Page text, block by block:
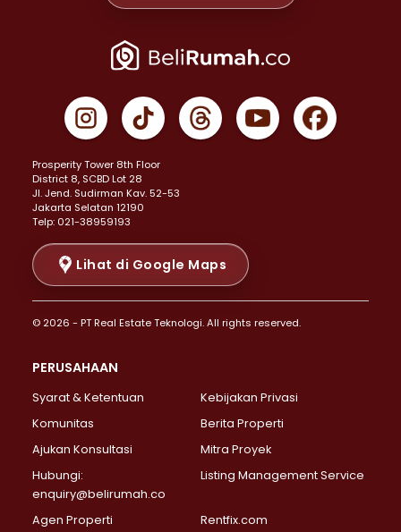
Properti Dijual di Jelambar >
Properti Dijual di Jakarta Pusat >
Properti Dijual di Gambir >
Properti Dijual di Johar Baru >
Properti Dijual di Menteng >
Properti Dijual di Senen >
Properti Dijual di Tanah Abang >
Properti Dijual di Cikini >
Properti Dijual di Kramat >
Properti Dijual di Pasar Baru >
Properti Dijual di Bendungan Hilir >
Properti Dijual di Jakarta Selatan >
Properti Dijual di Lebak Bulus >
Properti Dijual di Gandaria Selatan >
Properti Dijual di Pondok Labu >
Properti Dijual di Lenteng Agung >
Properti Dijual di Senayan >
Properti Dijual di Pondok Pinang >
Prosperity Tower 8th Floor
District 8, SCBD Lot 28
JI. Jend. Sudirman Kav. 52-53
Jakarta Selatan 12190
Telp: 021-38959193
Lihat di Google Maps
© 2026 - PT Real Estate Teknologi. All rights reserved.
PERUSAHAAN
Syarat & Ketentuan
Kebijakan Privasi
Komunitas
Berita Properti
Ajukan Konsultasi
Mitra Proyek
Hubungi:
enquiry@belirumah.co
Listing Management Service
Agen Properti Rentfix.com